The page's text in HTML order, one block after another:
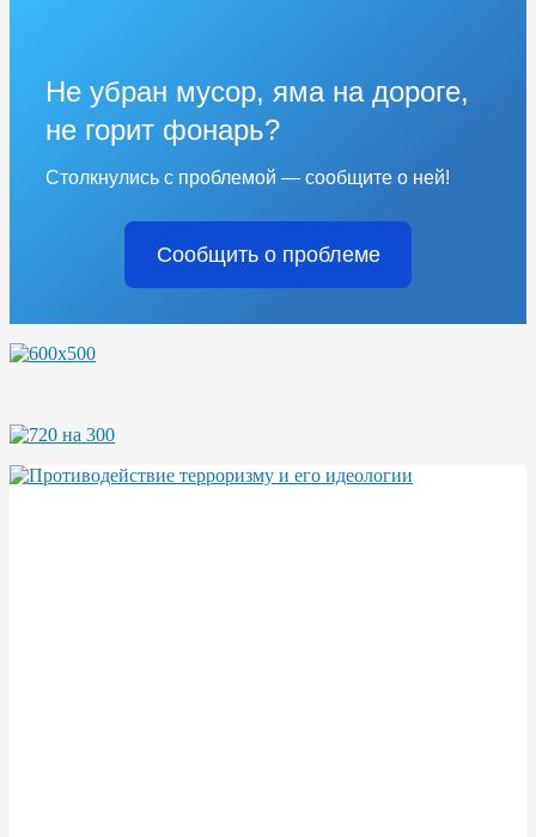
Не убран мусор, яма на дороге,
не горит фонарь?
Столкнулись с проблемой — сообщите о ней!
Сообщить о проблеме